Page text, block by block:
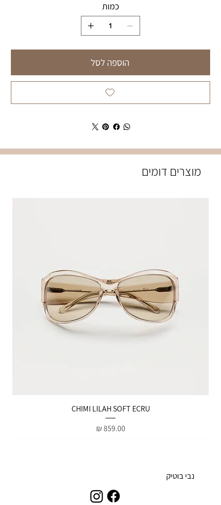
כמות
הוספה לסל
מוצרים דומים
CHIMI LILAH SOFT ECRU
מחיר‏859.00 ‏₪
נבי בוטיק